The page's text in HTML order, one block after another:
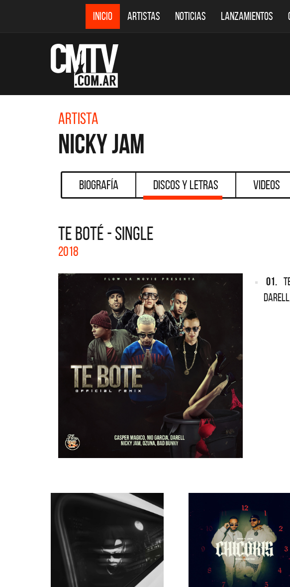
INICIO ARTISTAS NOTICIAS LANZAMIENTOS
Artista
Nicky Jam
Biografía Discos y Letras Videos
TE BOTÉ - SINGLE
2018
01.
DESTACADOS